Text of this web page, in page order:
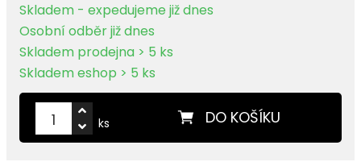
Skladem - expedujeme již dnes
Osobní odběr již dnes
Skladem prodejna > 5 ks
Skladem eshop > 5 ks
DO KOŠÍKU
ks